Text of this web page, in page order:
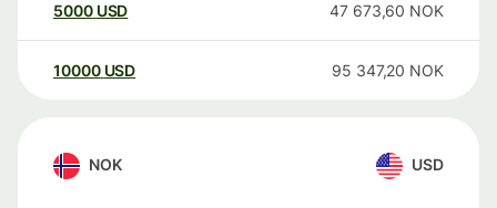
5000 USD 47 673,60 NOK
10000 USD 95 347,20 NOK
NOK USD